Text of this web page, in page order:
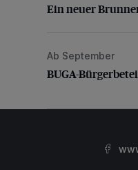
Ein neuer
BUGA-
Ab September
BUGA-